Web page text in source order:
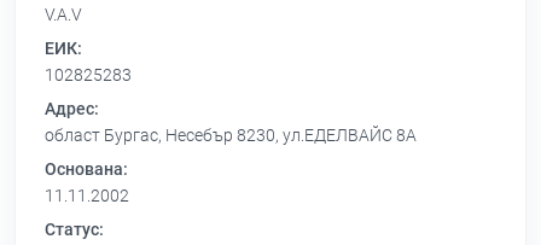
V.A.V
ЕИК:
102825283
Адрес:
област Бургас, Несебър 8230, ул.ЕДЕЛВАЙС 8А
Основана:
11.11.2002
Статус: